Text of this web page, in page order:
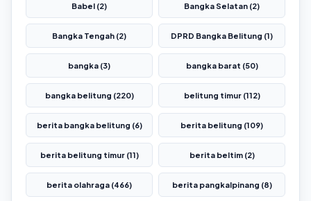
Babel (2) Bangka Selatan (2)
Bangka Tengah (2) DPRD Bangka Belitung (1)
bangka (3) bangka barat (50)
bangka belitung (220) belitung timur (112)
berita bangka belitung (6) berita belitung (109)
berita belitung timur (11) berita beltim (2)
berita olahraga (466) berita pangkalpinang (8)